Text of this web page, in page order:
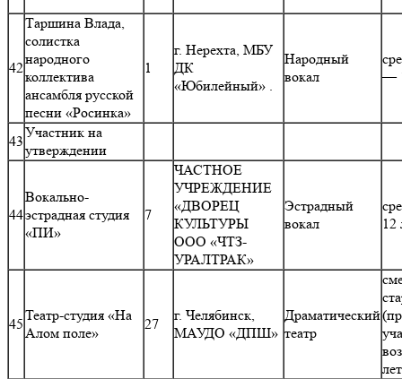
42
Таршина Влада,
солистка
народного
коллектива
ансамбля русской
песни «Росинка»
1
г. Нерехта, МБУ
ДК
«Юбилейный» .
Народный
вокал
—
43
Участник на
утверждении
44
Вокально-
эстрадная студия
«ПИ»
7
ЧАСТНОЕ
УЧРЕЖДЕНИЕ
«ДВОРЕЦ
КУЛЬТУРЫ
ООО «ЧТЗ-
УРАЛТРАК»
Эстрадный
вокал
12
45
Театр-студия «На
Алом поле»
27
г. Челябинск,
МАУДО «ДПШ»
Драматический
театр